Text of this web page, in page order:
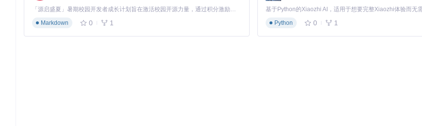
modules.core import CoreModule
「源启盛夏」暑期校园开发者成长计划旨在激活校园开源力量，通过积分激励、认证扶持、资源倾斜等形式，引导高校组织和开发者完成「入驻 — 建项目 — 做贡献 — 获认证 — 得资源」的完整闭环。无论你是想带领社团入驻平台的组织者，还是希望用代码贡献证明自己的开发者，都能在这里找到属于你的成长路径。
Markdown
0 1
Python
0 1